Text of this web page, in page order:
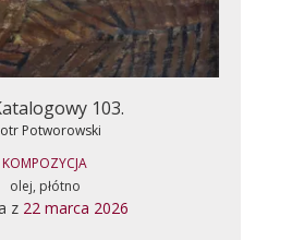
103.
Potworowski
KOMPOZYCJA
olej, płótno
z 22 marca 2026